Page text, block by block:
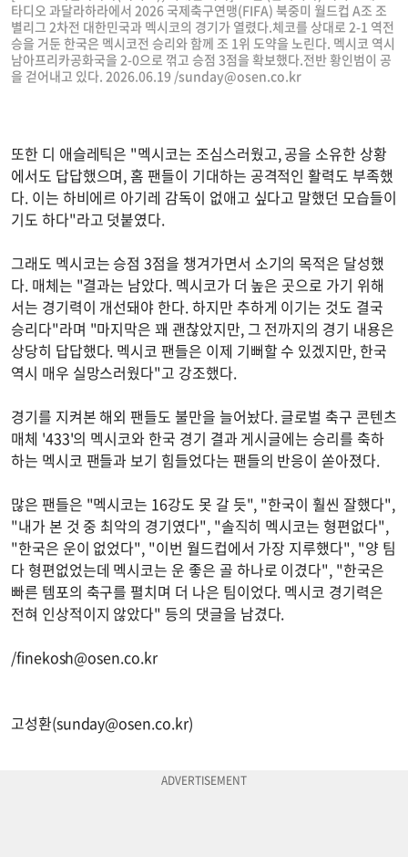
타디오 과달라하라에서 2026 국제축구연맹(FIFA) 북중미 월드컵 A조 조
별리그 2차전 대한민국과 멕시코의 경기가 열렸다.체코를 상대로 2-1 역전
승을 거둔 한국은 멕시코전 승리와 함께 조 1위 도약을 노린다. 멕시코 역시
남아프리카공화국을 2-0으로 꺾고 승점 3점을 확보했다.전반 황인범이 공
을 걷어내고 있다. 2026.06.19 /sunday@osen.co.kr
또한 디 애슬레틱은 "멕시코는 조심스러웠고, 공을 소유한 상황
에서도 답답했으며, 홈 팬들이 기대하는 공격적인 활력도 부족했
다. 이는 하비에르 아기레 감독이 없애고 싶다고 말했던 모습들이
기도 하다"라고 덧붙였다.
그래도 멕시코는 승점 3점을 챙겨가면서 소기의 목적은 달성했
다. 매체는 "결과는 남았다. 멕시코가 더 높은 곳으로 가기 위해
서는 경기력이 개선돼야 한다. 하지만 추하게 이기는 것도 결국
승리다"라며 "마지막은 꽤 괜찮았지만, 그 전까지의 경기 내용은
상당히 답답했다. 멕시코 팬들은 이제 기뻐할 수 있겠지만, 한국
역시 매우 실망스러웠다"고 강조했다.
경기를 지켜본 해외 팬들도 불만을 늘어놨다. 글로벌 축구 콘텐츠
매체 '433'의 멕시코와 한국 경기 결과 게시글에는 승리를 축하
하는 멕시코 팬들과 보기 힘들었다는 팬들의 반응이 쏟아졌다.
많은 팬들은 "멕시코는 16강도 못 갈 듯", "한국이 훨씬 잘했다",
"내가 본 것 중 최악의 경기였다", "솔직히 멕시코는 형편없다",
"한국은 운이 없었다", "이번 월드컵에서 가장 지루했다", "양 팀
다 형편없었는데 멕시코는 운 좋은 골 하나로 이겼다", "한국은
빠른 템포의 축구를 펼치며 더 나은 팀이었다. 멕시코 경기력은
전혀 인상적이지 않았다" 등의 댓글을 남겼다.
/finekosh@osen.co.kr
고성환(sunday@osen.co.kr)